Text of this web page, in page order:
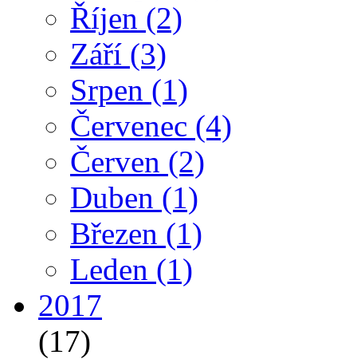
Říjen (2)
Září (3)
Srpen (1)
Červenec (4)
Červen (2)
Duben (1)
Březen (1)
Leden (1)
2017
(17)